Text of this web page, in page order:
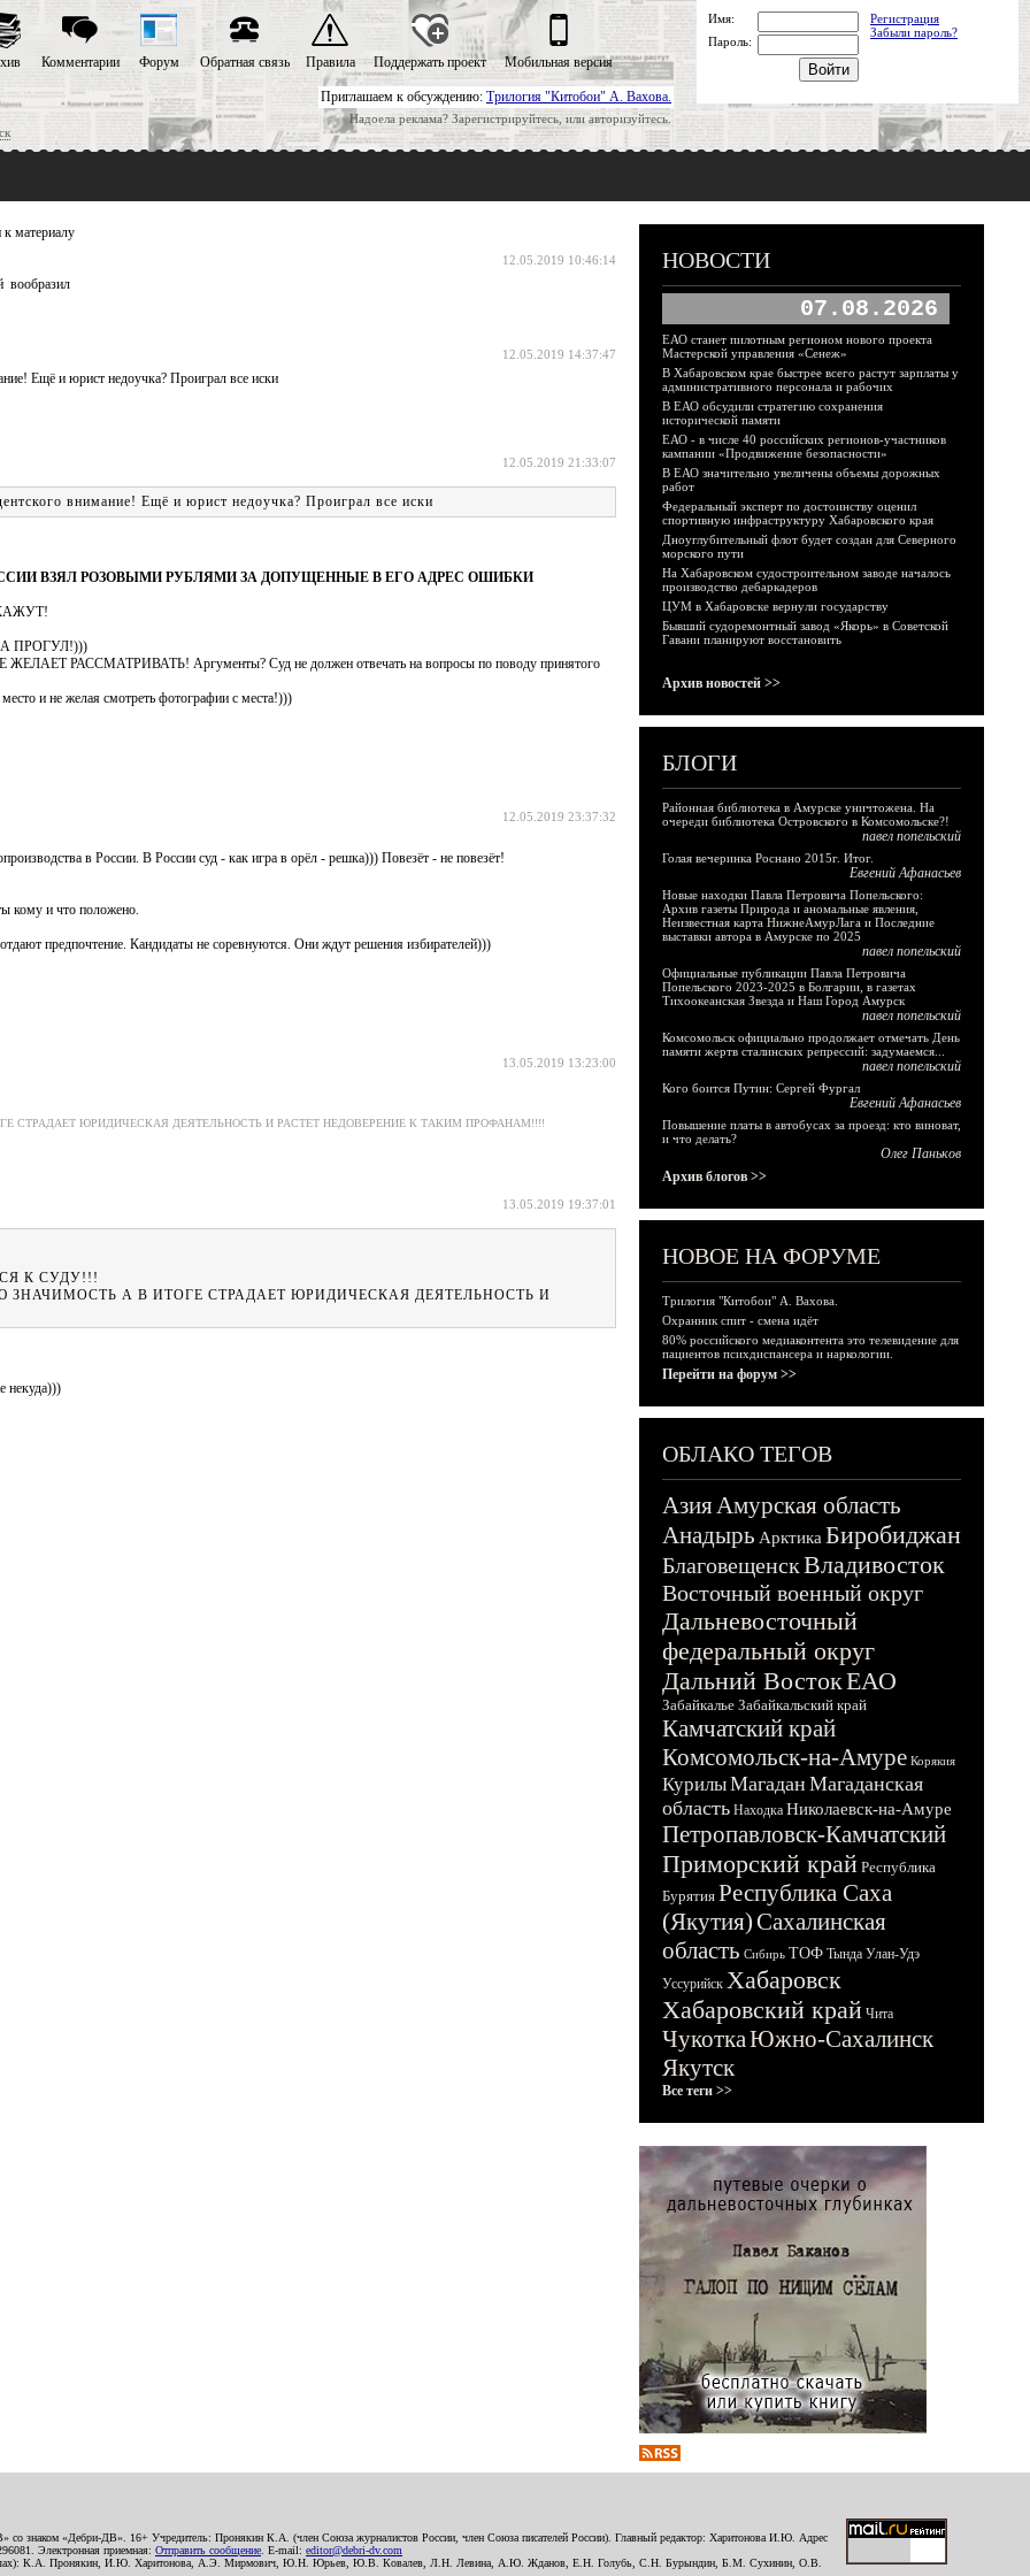
Приглашаем к обсуждению: Трилогия "Китобои" А. Вахова.
Надоела реклама? Зарегистрируйтесь, или авторизуйтесь.
Комментарии Форум Обратная связь Правила Поддержать проект Мобильная версия
Имя:
Регистрация
Забыли пароль?
Пароль:
материалу
12.05.2019 10:46:14
вообразил
12.05.2019 14:37:47
Ещё и юрист недоучка? Проиграл все иски
12.05.2019 21:33:07
внимание! Ещё и юрист недоучка? Проиграл все иски
ВЗЯЛ РОЗОВЫМИ РУБЛЯМИ ЗА ДОПУЩЕННЫЕ В ЕГО АДРЕС ОШИБКИ
ЗА ПРОГУЛ!)))
РАССМАТРИВАТЬ! Аргументы? Суд не должен отвечать на вопросы по поводу принятого
и не желая смотреть фотографии с места!)))
12.05.2019 23:37:32
в России. В России суд - как игра в орёл - решка))) Повезёт - не повезёт!
кому и что положено.
предпочтение. Кандидаты не соревнуются. Они ждут решения избирателей)))
13.05.2019 13:23:00
ЮРИДИЧЕСКАЯ ДЕЯТЕЛЬНОСТЬ И РАСТЕТ НЕДОВЕРЕНИЕ К ТАКИМ ПРОФАНАМ!!!!
13.05.2019 19:37:01
К СУДУ!!!
А В ИТОГЕ СТРАДАЕТ ЮРИДИЧЕСКАЯ ДЕЯТЕЛЬНОСТЬ И
некуда)))
НОВОСТИ
07.08.2026
ЕАО станет пилотным регионом нового проекта
Мастерской управления «Сенеж»
В Хабаровском крае быстрее всего растут зарплаты у
административного персонала и рабочих
В ЕАО обсудили стратегию сохранения
исторической памяти
ЕАО - в числе 40 российских регионов-участников
кампании «Продвижение безопасности»
В ЕАО значительно увеличены объемы дорожных
работ
Федеральный эксперт по достоинству оценил
спортивную инфраструктуру Хабаровского края
Дноуглубительный флот будет создан для Северного
морского пути
На Хабаровском судостроительном заводе началось
производство дебаркадеров
ЦУМ в Хабаровске вернули государству
Бывший судоремонтный завод «Якорь» в Советской
Гавани планируют восстановить
Архив новостей >>
БЛОГИ
Районная библиотека в Амурске уничтожена. На
очереди библиотека Островского в Комсомольске?!
павел попельский
Голая вечеринка Роснано 2015г. Итог.
Евгений Афанасьев
Новые находки Павла Петровича Попельского:
Архив газеты Природа и аномальные явления,
Неизвестная карта НижнеАмурЛага и Последние
выставки автора в Амурске по 2025
павел попельский
Официальные публикации Павла Петровича
Попельского 2023-2025 в Болгарии, в газетах
Тихоокеанская Звезда и Наш Город Амурск
павел попельский
Комсомольск официально продолжает отмечать День
памяти жертв сталинских репрессий: задумаемся...
павел попельский
Кого боится Путин: Сергей Фургал
Евгений Афанасьев
Повышение платы в автобусах за проезд: кто виноват,
и что делать?
Олег Паньков
Архив блогов >>
НОВОЕ НА ФОРУМЕ
Трилогия "Китобои" А. Вахова.
Охранник спит - смена идёт
80% российского медиаконтента это телевидение для
пациентов психдиспансера и наркологии.
Перейти на форум >>
ОБЛАКО ТЕГОВ
АзияАмурская область
Анадырь Арктика Биробиджан
БлаговещенскВладивосток
Восточный военный округ
Дальневосточный
федеральный округ
Дальний ВостокЕАО
Забайкалье Забайкальский край
Камчатский край
Комсомольск-на-Амуре Корякия
КурилыМагадан Магаданская
область Находка Николаевск-на-Амуре
Петропавловск-Камчатский
Приморский край Республика
Бурятия Республика Саха
(Якутия)Сахалинская
область Сибирь ТОФ Тында Улан-Удэ
Уссурийск Хабаровск
Хабаровский край Чита
ЧукоткаЮжно-Сахалинск
Якутск
Все теги >>
со знаком «Дебри-ДВ». 16+ Учредитель: Пронякин К.А. (член Союза журналистов России, член Союза писателей России). Главный редактор: Харитонова И.Ю. Адрес
Электронная приемная: Отправить сообщение . E-mail: editor@debri-dv.com
началах): К.А. Пронякин, И.Ю. Харитонова, А.Э. Мирмович, Ю.Н. Юрьев, Ю.В. Ковалев, Л.Н. Левина, А.Ю. Жданов, Е.Н. Голубь, С.Н. Бурындин, Б.М. Сухинин, О.В.